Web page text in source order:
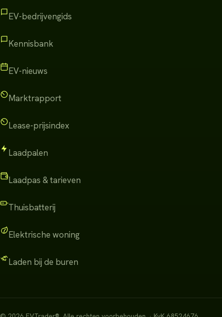
EV-bedrijvengids
Kennisbank
EV-nieuws
Marktrapport
Lease-prijsindex
Laadpalen
Laadpas & tarieven
Thuisbatterij
Elektrische woning
Laden bij de buren